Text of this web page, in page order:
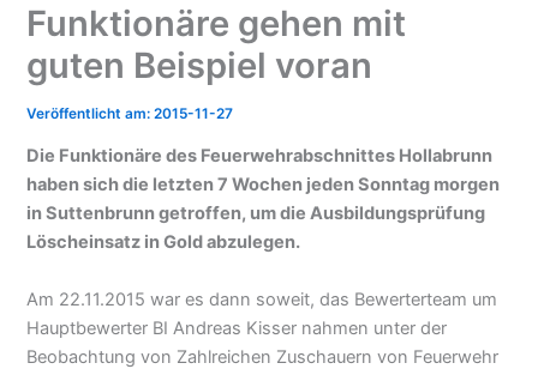
Funktionäre gehen mit
guten Beispiel voran
2015-11-27
Die Funktionäre des Feuerwehrabschnittes Hollabrunn
haben sich die letzten 7 Wochen jeden Sonntag morgen
in Suttenbrunn getroffen, um die Ausbildungsprüfung
Löscheinsatz in Gold abzulegen.
Am 22.11.2015 war es dann soweit, das Bewerterteam um
Hauptbewerter BI Andreas Kisser nahmen unter der
Beobachtung von Zahlreichen Zuschauern von Feuerwehr